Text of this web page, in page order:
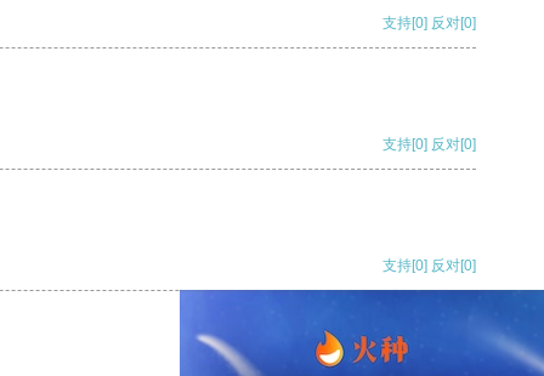
支持[0] 反对[0]
支持[0] 反对[0]
支持[0] 反对[0]